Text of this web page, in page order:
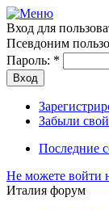
Вход для
Псевдоним
Пароль: *
Забыли
Последние
Не можете войти
Италия форум